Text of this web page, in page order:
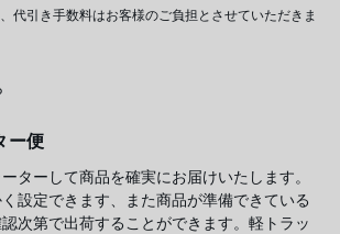
代引き手数料はお客様のご負担とさせていただきま
ー便
ターして商品を確実にお届けいたします。
設定できます、また商品が準備できている
次第で出荷することができます。軽トラッ